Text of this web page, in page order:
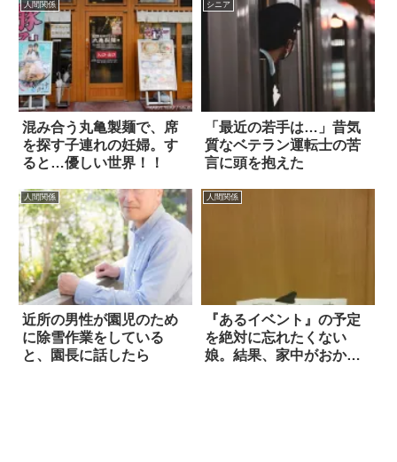
人間関係
混み合う丸亀製麺で、席
を探す子連れの妊婦。す
ると…優しい世界！！
シニア
「最近の若手は…」昔気
質なベテラン運転士の苦
言に頭を抱えた
人間関係
近所の男性が園児のため
に除雪作業をしている
と、園長に話したら
人間関係
『あるイベント』の予定
を絶対に忘れたくない
娘。結果、家中がおかし